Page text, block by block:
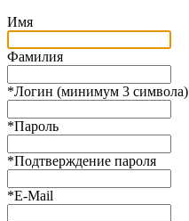
Имя
Фамилия
*Логин (минимум 3 символа)
*Пароль
*Подтверждение пароля
*E-Mail